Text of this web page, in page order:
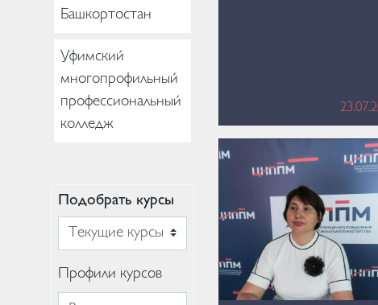
Башкортостан
Уфимский
многопрофильный
профессиональный
колледж
Подобрать курсы
Профили курсов